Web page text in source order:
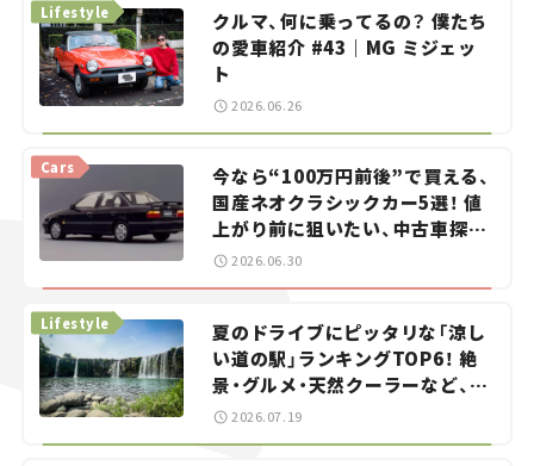
クルマ、何に乗ってるの？ 僕たち
の愛車紹介 #43｜MG ミジェッ
ト
Lifestyle
2026.06.26
今なら“100万円前後”で買える、
国産ネオクラシックカー5選！ 値
上がり前に狙いたい、中古車探し
をお手伝い――ちょっとイケてるマ
イカー選び #02
Cars
2026.06.30
夏のドライブにピッタリな「涼し
い道の駅」ランキングTOP6！ 絶
景・グルメ・天然クーラーなど、避
暑におすすめのスポットを紹介
Lifestyle
2026.07.19